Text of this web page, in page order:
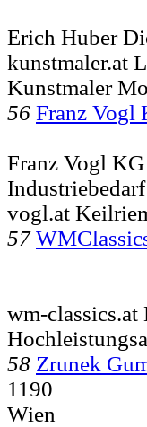
Erich Huber
kunstmaler.at
Kunstmaler
56 Franz Vogl
Franz Vogl
vogl.at
57
wm-
58 Zrunek
1190
Wien